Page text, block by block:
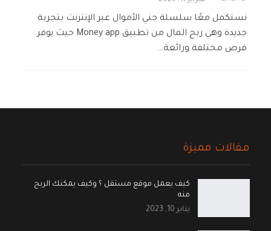
نستكمل معًا سلسلة جني الأموال عبر الإنترنت بتجربة
جديدة وهي ربح المال من تطبيق Money app حيث يوفر
فرص مختلفة ورائعة…
مقالات مميزة
كيف يعمل موقع مستقل ؟ وكيف يمكنك الربح
منه
يناير 10, 2023